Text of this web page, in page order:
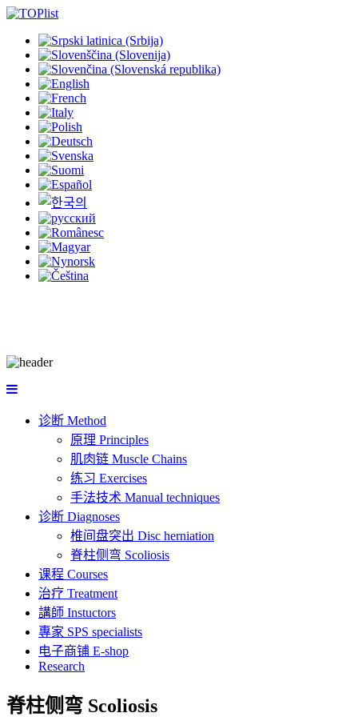
诊断 Method
原理 Principles
肌肉链 Muscle Chains
练习 Exercises
手法技术 Manual techniques
诊断 Diagnoses
椎间盘突出 Disc herniation
脊柱侧弯 Scoliosis
课程 Courses
治疗 Treatment
講師 Instuctors
專家 SPS specialists
电子商铺 E-shop
Research
脊柱侧弯 Scoliosis